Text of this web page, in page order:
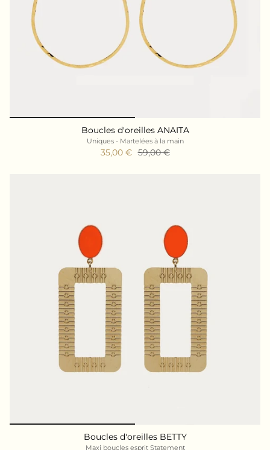
Boucles d'oreilles ANAITA
Uniques - Martelées à la main
35,00 € 59,00 €
Boucles d'oreilles BETTY
Maxi boucles esprit Statement